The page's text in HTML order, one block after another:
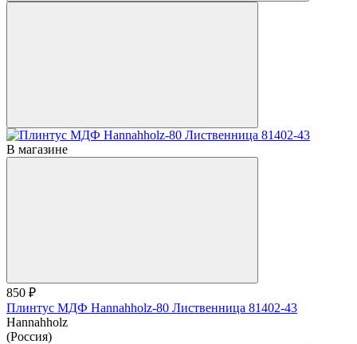
В магазине
850 ₽
Плинтус МДФ Hannahholz-80 Лиственница 81402-43
Hannahholz
(Россия)